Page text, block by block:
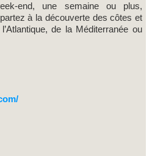
end, une semaine ou plus,
à la découverte des côtes et
de la Méditerranée ou